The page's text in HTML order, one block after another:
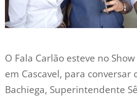
O Fala Carlão esteve no
em Cascavel, para conversar
Bachiega, Superintendente